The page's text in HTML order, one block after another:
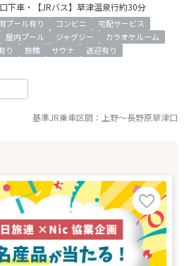
下車・【JRバス】草津温泉行約30分
プール有り コンビニ
宅配サービス
屋内プール ジャグジー
カラオケルーム
り 旅館 サウナ
送迎有り
基準JR乗車区間： 上野～長野原草津口